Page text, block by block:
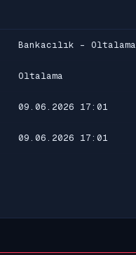
Bankacılık - Oltalama
Oltalama
09.06.2026 17:01
09.06.2026 17:01